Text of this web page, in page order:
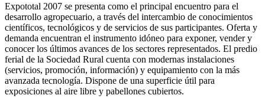
Expototal 2007 se presenta como el principal encuentro para el
desarrollo agropecuario, a través del intercambio de conocimientos
científicos, tecnológicos y de servicios de sus participantes. Oferta y
demanda encuentran el instrumento idóneo para exponer, vender y
conocer los últimos avances de los sectores representados. El predio
ferial de la Sociedad Rural cuenta con modernas instalaciones
(servicios, promoción, información) y equipamiento con la más
avanzada tecnología. Dispone de una superficie útil para
exposiciones al aire libre y pabellones cubiertos.